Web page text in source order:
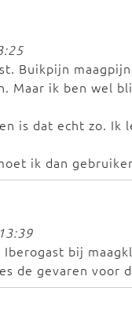
Buikpijn
Maar ik ben wel
is dat echt zo.
ik dan
bij
de gevaren voor